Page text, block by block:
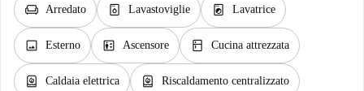
chair Arredato dishwasher_gen Lavastoviglie local_laundry_service Lavatrice
image Esterno elevator Ascensore kitchen Cucina attrezzata
water_heater Caldaia elettrica water_heater Riscaldamento centralizzato